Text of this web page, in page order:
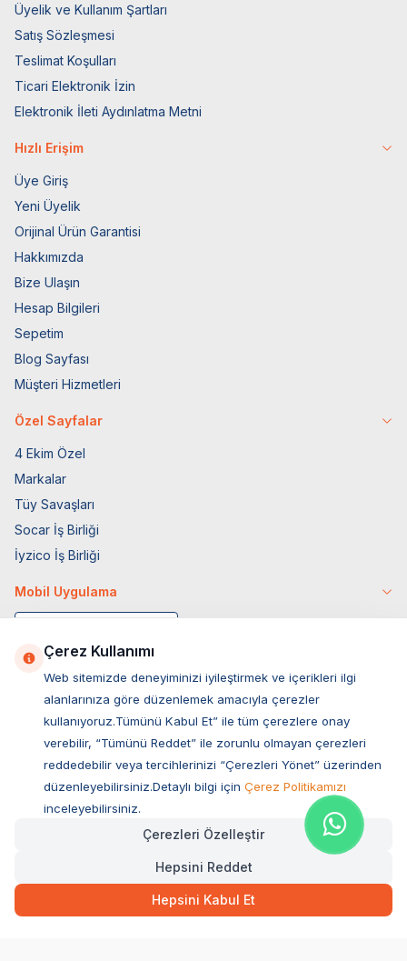
5.710,50 Hızlı Teslimat Kargo Bedava
SEPETE EKLE
Üyelik ve Kullanım Şartları
Satış Sözleşmesi
Teslimat Koşulları
Ticari Elektronik İzin
Elektronik İleti Aydınlatma Metni
Hızlı Erişim
Üye Giriş
Yeni Üyelik
Orijinal Ürün Garantisi
Hakkımızda
Bize Ulaşın
Hesap Bilgileri
Sepetim
Blog Sayfası
Müşteri Hizmetleri
Özel Sayfalar
4 Ekim Özel
Markalar
Tüy Savaşları
Socar İş Birliği
İyzico İş Birliği
Mobil Uygulama
Müşteri Hizmetleri
Sıkça Sorulan Sorular
Ovacık Mah. Hacıoğlu Sok. No:13 Başiskele / KOCAELİ
Müşteri Destek Hattı
Çerez Kullanımı
Web sitemizde deneyiminizi iyileştirmek ve içerikleri ilgi
alanlarınıza göre düzenlemek amacıyla çerezler
kullanıyoruz.Tümünü Kabul Et” ile tüm çerezlere onay
verebilir, “Tümünü Reddet” ile zorunlu olmayan çerezleri
reddedebilir veya tercihlerinizi “Çerezleri Yönet” üzerinden
düzenleyebilirsiniz.Detaylı bilgi için Çerez Politikamızı
inceleyebilirsiniz.
Çerezleri Özelleştir
Hepsini Reddet
Hepsini Kabul Et